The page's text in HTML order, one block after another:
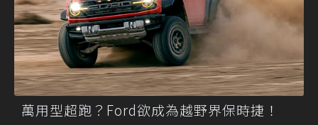
萬用型超跑？Ford欲成為越野界保時捷！